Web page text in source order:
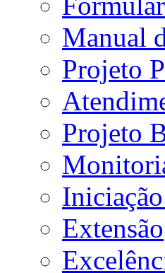
Manual
Projeto
Projeto
Extensão